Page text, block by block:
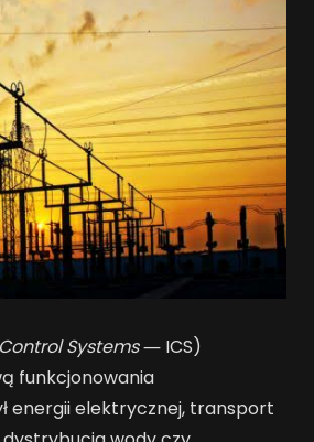
Systems― ICS)
funkcjonowania
energii elektrycznej, transport